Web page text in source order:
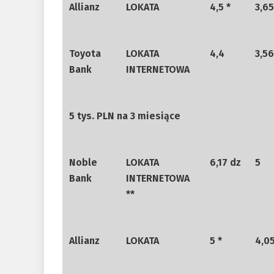
Allianz LOKATA 4,5 * 3,65
Toyota
Bank
LOKATA
INTERNETOWA
4,4 3,56
5 tys. PLN na 3 miesiące
Noble
Bank
LOKATA
INTERNETOWA
**
6,17 dz 5
Allianz LOKATA 5 *